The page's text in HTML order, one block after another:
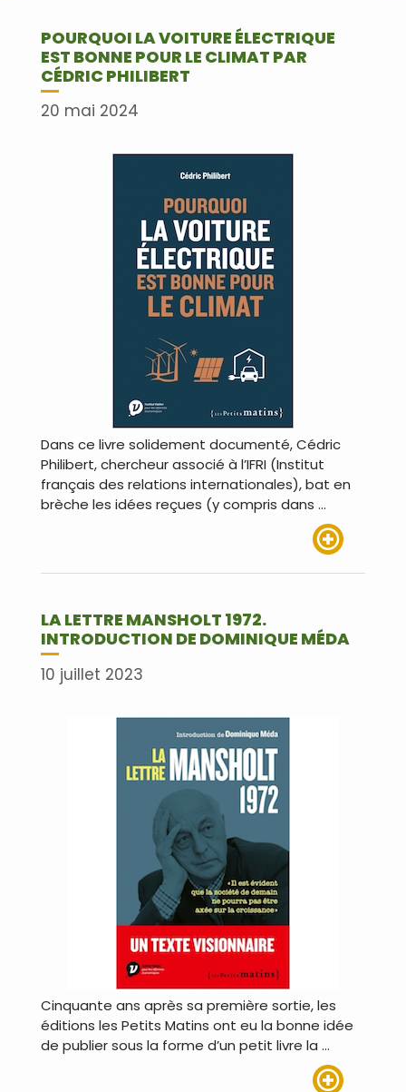
POURQUOI LA VOITURE ÉLECTRIQUE
EST BONNE POUR LE CLIMAT PAR
CÉDRIC PHILIBERT
20 mai 2024
Dans ce livre solidement documenté, Cédric
Philibert, chercheur associé à l’IFRI (Institut
français des relations internationales), bat en
brèche les idées reçues (y compris dans …
LA LETTRE MANSHOLT 1972.
INTRODUCTION DE DOMINIQUE MÉDA
10 juillet 2023
Cinquante ans après sa première sortie, les
éditions les Petits Matins ont eu la bonne idée
de publier sous la forme d’un petit livre la …